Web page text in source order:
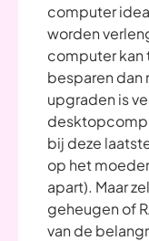
computer
worden
computer kan
besparen dan
upgraden is
bij deze
op het
apart). Maar
geheugen of
van de